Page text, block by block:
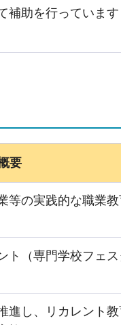
補助を行っています
要
等の実践的な職業
ト（専門学校フェ
進し、リカレント